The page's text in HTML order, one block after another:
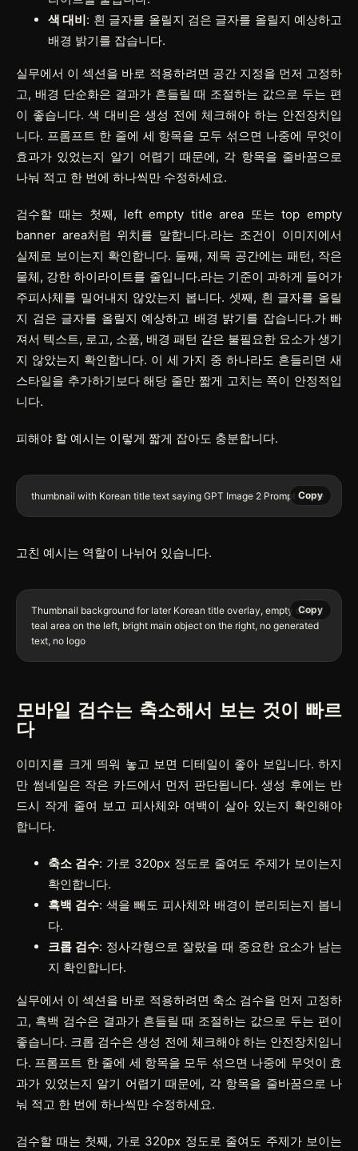
색 대비: 흰 글자를 올릴지 검은 글자를 올릴지 예상하고
배경 밝기를 잡습니다.
실무에서 이 섹션을 바로 적용하려면 공간 지정을 먼저 고정하
고, 배경 단순화은 결과가 흔들릴 때 조절하는 값으로 두는 편
이 좋습니다. 색 대비은 생성 전에 체크해야 하는 안전장치입
니다. 프롬프트 한 줄에 세 항목을 모두 섞으면 나중에 무엇이
효과가 있었는지 알기 어렵기 때문에, 각 항목을 줄바꿈으로
나눠 적고 한 번에 하나씩만 수정하세요.
검수할 때는 첫째, left empty title area 또는 top empty
banner area처럼 위치를 말합니다.라는 조건이 이미지에서
실제로 보이는지 확인합니다. 둘째, 제목 공간에는 패턴, 작은
물체, 강한 하이라이트를 줄입니다.라는 기준이 과하게 들어가
주피사체를 밀어내지 않았는지 봅니다. 셋째, 흰 글자를 올릴
지 검은 글자를 올릴지 예상하고 배경 밝기를 잡습니다.가 빠
져서 텍스트, 로고, 소품, 배경 패턴 같은 불필요한 요소가 생기
지 않았는지 확인합니다. 이 세 가지 중 하나라도 흔들리면 새
스타일을 추가하기보다 해당 줄만 짧게 고치는 쪽이 안정적입
니다.
피해야 할 예시는 이렇게 짧게 잡아도 충분합니다.
Copy
고친 예시는 역할이 나뉘어 있습니다.
Thumbnail background for later Korean title overlay, empty dark
teal area on the left, bright main object on the right, no generated
Copy
모바일 검수는 축소해서 보는 것이 빠르
다
이미지를 크게 띄워 놓고 보면 디테일이 좋아 보입니다. 하지
만 썸네일은 작은 카드에서 먼저 판단됩니다. 생성 후에는 반
드시 작게 줄여 보고 피사체와 여백이 살아 있는지 확인해야
합니다.
축소 검수: 가로 320px 정도로 줄여도 주제가 보이는지
확인합니다.
흑백 검수: 색을 빼도 피사체와 배경이 분리되는지 봅니
다.
크롭 검수: 정사각형으로 잘랐을 때 중요한 요소가 남는
지 확인합니다.
실무에서 이 섹션을 바로 적용하려면 축소 검수을 먼저 고정하
고, 흑백 검수은 결과가 흔들릴 때 조절하는 값으로 두는 편이
좋습니다. 크롭 검수은 생성 전에 체크해야 하는 안전장치입니
다. 프롬프트 한 줄에 세 항목을 모두 섞으면 나중에 무엇이 효
과가 있었는지 알기 어렵기 때문에, 각 항목을 줄바꿈으로 나
눠 적고 한 번에 하나씩만 수정하세요.
검수할 때는 첫째, 가로 320px 정도로 줄여도 주제가 보이는